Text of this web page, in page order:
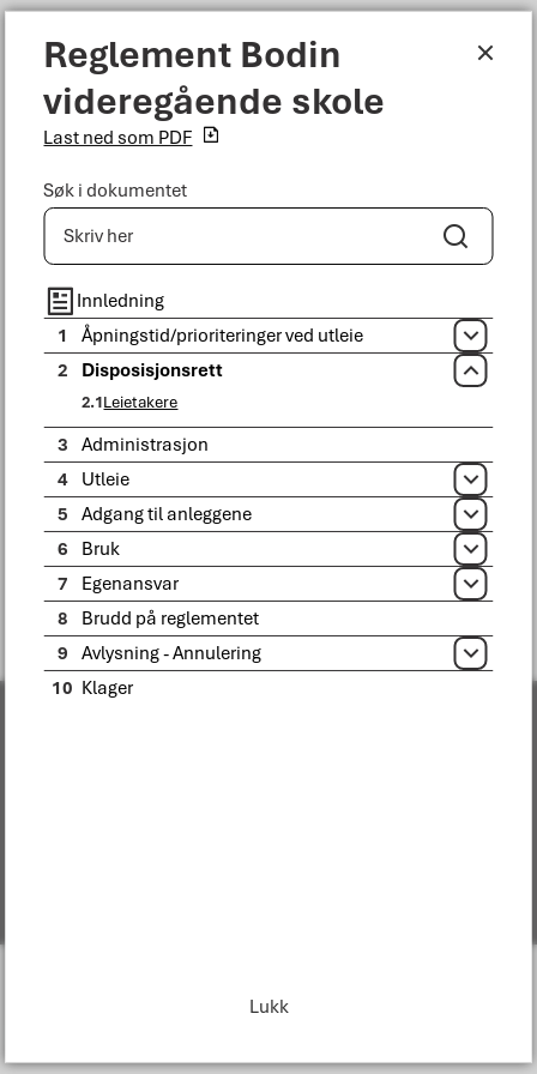
Bodø kommune
Du er her:Tjenester
Utleiereglement
Disposisjonsrett
Fant du det du lette etter?
Ja
Personvern
n
Reglement Bodin videregående skole
Reglement Bodin
videregående skole
Last ned som PDF
Søk i dokumentet
Søk
Innledning
1
Åpningstid/prioriteringer ved utleie Åpne
2 Disposisjonsrett Lukk
2.1Leietakere
3
Administrasjon
4
Utleie Åpne
5 Adgang til anleggene Åpne
6 Bruk Åpne
7 Egenansvar Åpne
8
Brudd på reglementet
9
Avlysning - Annulering Åpne
10 Klager
Lukk